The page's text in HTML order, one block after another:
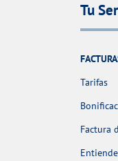
Tu
Tarifas
Factura